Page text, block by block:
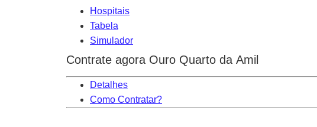
Hospitais
Tabela
Simulador
Contrate agora Ouro Quarto da Amil
Detalhes
Como Contratar?